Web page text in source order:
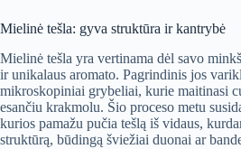
Mielinė tešla: gyva struktūra ir kantrybė
Mielinė tešla yra vertinama dėl savo
ir unikalaus aromato. Pagrindinis jos
mikroskopiniai grybeliai, kurie maitinasi
esančiu krakmolu. Šio proceso metu
kurios pamažu pučia tešlą iš vidaus,
struktūrą, būdingą šviežiai duonai ar